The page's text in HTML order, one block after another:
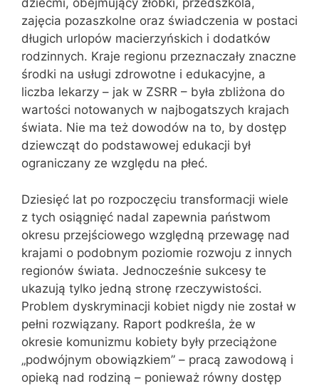
dziećmi, obejmujący żłobki, przedszkola,
zajęcia pozaszkolne oraz świadczenia w postaci
długich urlopów macierzyńskich i dodatków
rodzinnych. Kraje regionu przeznaczały znaczne
środki na usługi zdrowotne i edukacyjne, a
liczba lekarzy – jak w ZSRR – była zbliżona do
wartości notowanych w najbogatszych krajach
świata. Nie ma też dowodów na to, by dostęp
dziewcząt do podstawowej edukacji był
ograniczany ze względu na płeć.
Dziesięć lat po rozpoczęciu transformacji wiele
z tych osiągnięć nadal zapewnia państwom
okresu przejściowego względną przewagę nad
krajami o podobnym poziomie rozwoju z innych
regionów świata. Jednocześnie sukcesy te
ukazują tylko jedną stronę rzeczywistości.
Problem dyskryminacji kobiet nigdy nie został w
pełni rozwiązany. Raport podkreśla, że w
okresie komunizmu kobiety były przeciążone
„podwójnym obowiązkiem” – pracą zawodową i
opieką nad rodziną – ponieważ równy dostęp